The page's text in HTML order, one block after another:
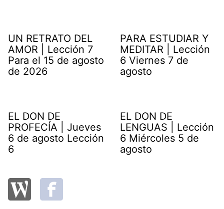
UN RETRATO DEL
AMOR | Lección 7
Para el 15 de agosto
de 2026
PARA ESTUDIAR Y
MEDITAR | Lección
6 Viernes 7 de
agosto
EL DON DE
PROFECÍA | Jueves
6 de agosto Lección
6
EL DON DE
LENGUAS | Lección
6 Miércoles 5 de
agosto